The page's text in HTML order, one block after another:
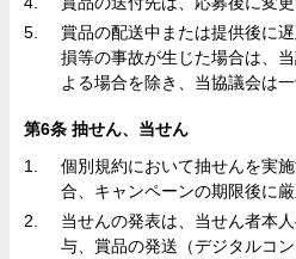
賞品の配送中または提供後に
損等の事故が生じた場合は、
よる場合を除き、当協議会は
第6条 抽せん、当せん
個別規約において抽せんを実
合、キャンペーンの期限後に
当せんの発表は、当せん者本
与、賞品の発送（デジタルコ